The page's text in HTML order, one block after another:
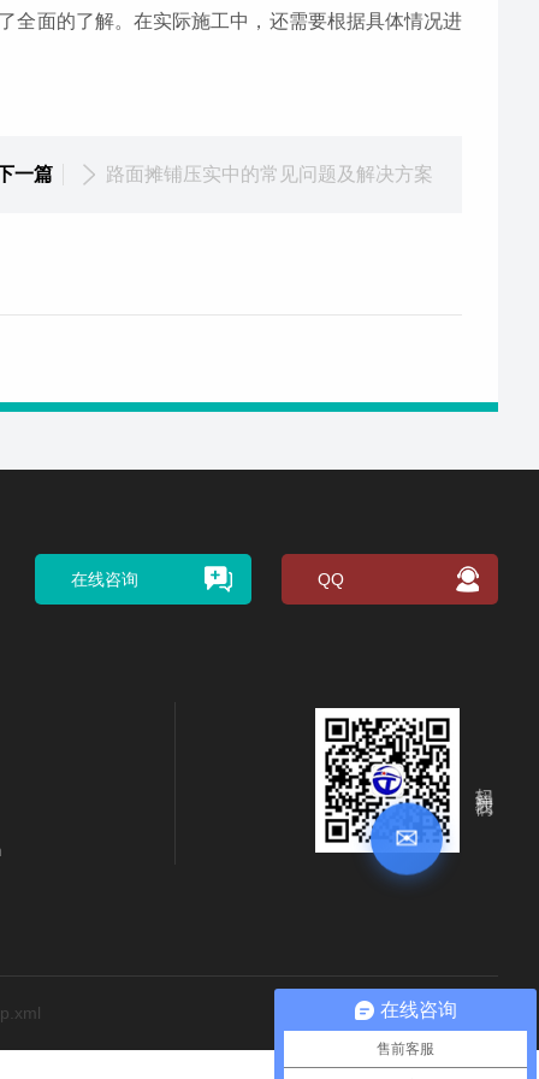
✉
全面的了解。在实际施工中，还需要根据具体情况进
一篇 路面摊铺压实中的常见问题及解决方案
在线咨询 QQ
在线咨询
售前客服